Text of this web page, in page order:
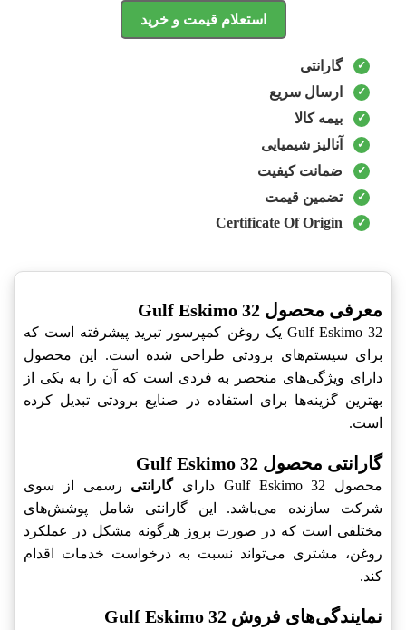
استعلام قیمت و خرید
گارانتی
ارسال سریع
بیمه کالا
آنالیز شیمیایی
ضمانت کیفیت
تضمین قیمت
Certificate Of Origin
معرفی محصول Gulf Eskimo 32
Gulf Eskimo 32 یک روغن کمپرسور تبرید پیشرفته است که
برای سیستم‌های برودتی طراحی شده است. این محصول
دارای ویژگی‌های منحصر به فردی است که آن را به یکی از
بهترین گزینه‌ها برای استفاده در صنایع برودتی تبدیل کرده
است.
گارانتی محصول Gulf Eskimo 32
محصول Gulf Eskimo 32 دارای گارانتی رسمی از سوی
شرکت سازنده می‌باشد. این گارانتی شامل پوشش‌های
مختلفی است که در صورت بروز هرگونه مشکل در عملکرد
روغن، مشتری می‌تواند نسبت به درخواست خدمات اقدام
کند.
نمایندگی‌های فروش Gulf Eskimo 32